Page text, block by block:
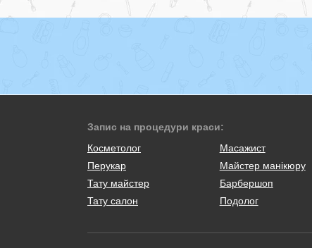
Запис на процедури краси:
Косметолог
Масажист
Перукар
Майстер манікюру
Тату майстер
Барбершоп
Тату салон
Подолог